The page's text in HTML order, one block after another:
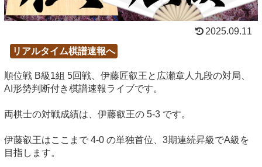
2025.09.11
リアルタイム棋譜速報へ
順位戦 B級1組 5回戦、伊藤匠叡王と広瀬章人九段の対局、
AI形勢判断付き棋譜速報ライブです。
両棋士の対戦成績は、伊藤叡王の 5-3 です。
伊藤叡王はここまで 4-0 の単独首位、3期連続昇級でA級を
目指します。